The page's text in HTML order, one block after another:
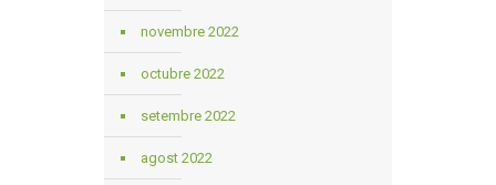
novembre 2022
octubre 2022
setembre 2022
agost 2022